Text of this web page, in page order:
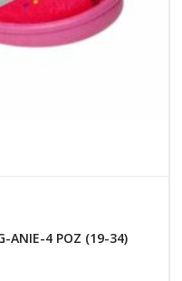
ANIE-4 ΡΟΖ (19-34)